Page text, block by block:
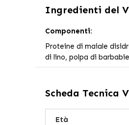
Ingredienti del
Componenti:
Proteine di maiale
di lino, polpa di
Scheda Tecnica
Età